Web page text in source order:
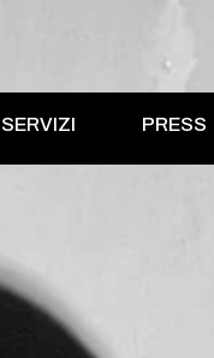
SERVIZI PRESS